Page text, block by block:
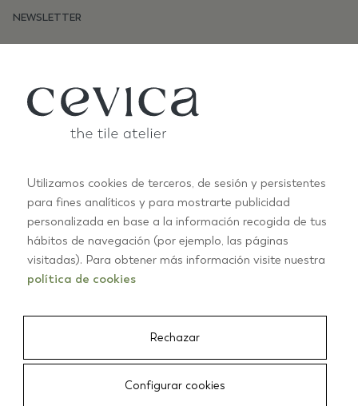
NEWSLETTER
Laufenden über die neuesten
Neuigkeiten von Cevica
PRODUKTE
QUADRATE
Utilizamos cookies de terceros, de sesión y persistentes
para fines analíticos y para mostrarte publicidad
personalizada en base a la información recogida de tus
hábitos de navegación (por ejemplo, las páginas
visitadas). Para obtener más información visite nuestra
política de cookies
Rechazar
Configurar cookies